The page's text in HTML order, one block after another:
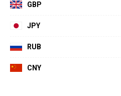
GBP
JPY
RUB
CNY